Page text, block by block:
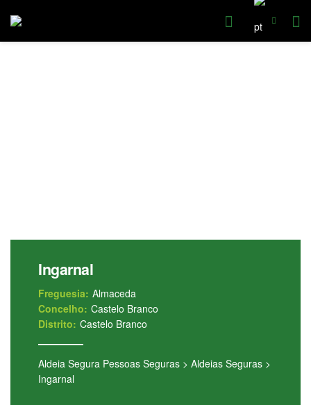
Ingarnal
Freguesia: Almaceda
Concelho: Castelo Branco
Distrito: Castelo Branco
Aldeia Segura Pessoas Seguras > Aldeias Seguras >
Ingarnal